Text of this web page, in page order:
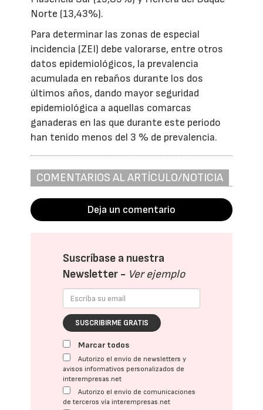
Norte (13,43%).
Para determinar las zonas de especial
incidencia (ZEI) debe valorarse, entre otros
datos epidemiológicos, la prevalencia
acumulada en rebaños durante los dos
últimos años, dando mayor seguridad
epidemiológica a aquellas comarcas
ganaderas en las que durante este periodo
han tenido menos del 3 % de prevalencia.
COMENTARIOS AL ARTÍCULO/NOTICIA
Deja un comentario
Suscríbase a nuestra
Newsletter - Ver ejemplo
SUSCRIBIRME GRATIS
Marcar todos
Autorizo el envío de newsletters y
avisos informativos personalizados de
interempresas.net
Autorizo el envío de comunicaciones
de terceros vía interempresas.net